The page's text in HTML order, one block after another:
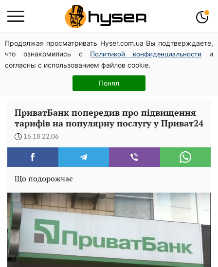
Продолжая просматривать Hyser.com.ua Вы подтверждаете,
что ознакомились с
Политикой конфиденциальности
и
согласны с использованием файлов cookie.
Понял
Українська авіатранспортна асоціація звернулася до
Мінфіну із закликом уніфікувати оподаткування
авіалізингу
Олена Тополя злив відео – це далеко не все: фронтмен
"Антитіла" Тарас Тополя став наступним
ПриватБанк попередив про підвищення
тарифів на популярну послугу у Приват24
16:18 22.06
Що подорожчає